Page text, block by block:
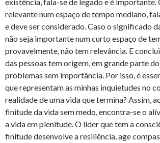
relevante num espaço de tempo mediano,
e deve ser considerado. Caso o significado
não seja importante num curto espaço de
provavelmente, não tem relevância. E
das pessoas tem origem, em grande parte
problemas sem importância. Por isso, é
que representam as minhas inquietudes no
realidade de uma vida que termina? Assim,
finitude da vida sem medo, encontra-se o
a vida em plenitude. O líder que tem a
finitude desenvolve a resiliência, age